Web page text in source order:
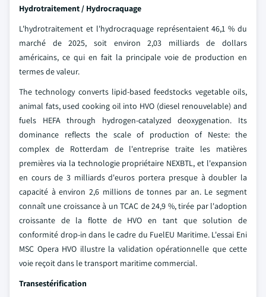
Hydrotraitement / Hydrocraquage
L'hydrotraitement et l'hydrocraquage représentaient 46,1 % du
marché de 2025, soit environ 2,03 milliards de dollars
américains, ce qui en fait la principale voie de production en
termes de valeur.
The technology converts lipid-based feedstocks vegetable oils,
animal fats, used cooking oil into HVO (diesel renouvelable) and
fuels HEFA through hydrogen-catalyzed deoxygenation. Its
dominance reflects the scale of production of Neste: the
complex de Rotterdam de l'entreprise traite les matières
premières via la technologie propriétaire NEXBTL, et l'expansion
en cours de 3 milliards d'euros portera presque à doubler la
capacité à environ 2,6 millions de tonnes par an. Le segment
connaît une croissance à un TCAC de 24,9 %, tirée par l'adoption
croissante de la flotte de HVO en tant que solution de
conformité drop-in dans le cadre du FuelEU Maritime. L'essai Eni
MSC Opera HVO illustre la validation opérationnelle que cette
voie reçoit dans le transport maritime commercial.
Transestérification